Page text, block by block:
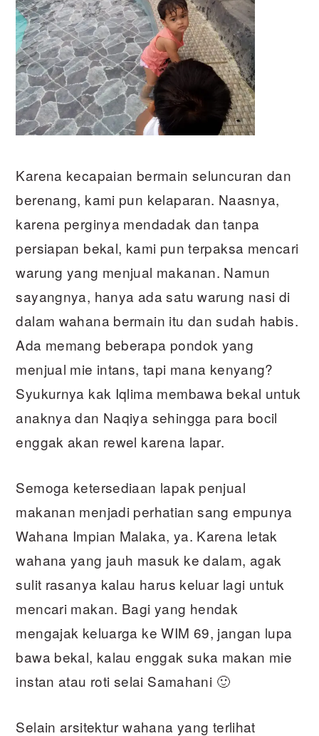
Karena kecapaian bermain seluncuran dan
berenang, kami pun kelaparan. Naasnya,
karena perginya mendadak dan tanpa
persiapan bekal, kami pun terpaksa mencari
warung yang menjual makanan. Namun
sayangnya, hanya ada satu warung nasi di
dalam wahana bermain itu dan sudah habis.
Ada memang beberapa pondok yang
menjual mie intans, tapi mana kenyang?
Syukurnya kak Iqlima membawa bekal untuk
anaknya dan Naqiya sehingga para bocil
enggak akan rewel karena lapar.
Semoga ketersediaan lapak penjual
makanan menjadi perhatian sang empunya
Wahana Impian Malaka, ya. Karena letak
wahana yang jauh masuk ke dalam, agak
sulit rasanya kalau harus keluar lagi untuk
mencari makan. Bagi yang hendak
mengajak keluarga ke WIM 69, jangan lupa
bawa bekal, kalau enggak suka makan mie
instan atau roti selai Samahani 🙂
Selain arsitektur wahana yang terlihat